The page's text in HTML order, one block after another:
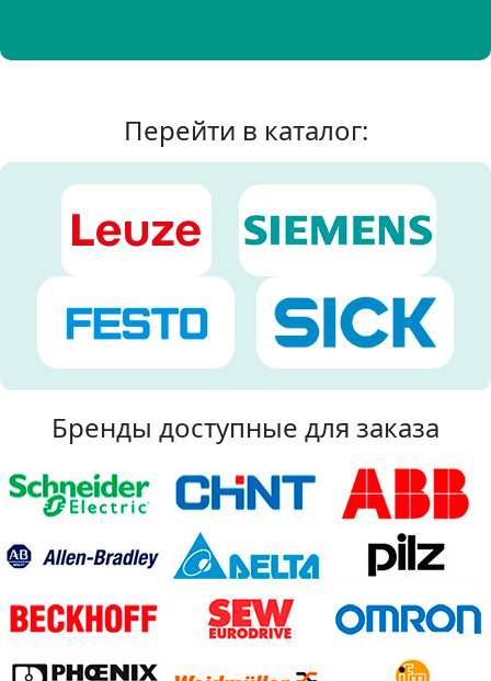
Перейти в каталог:
Бренды доступные для заказа